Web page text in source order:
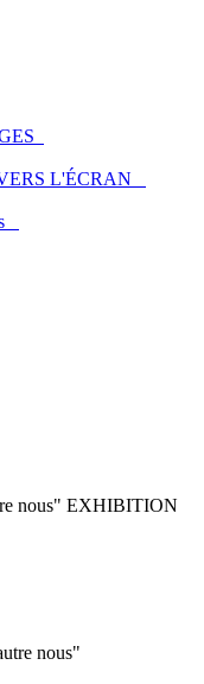
L'ÉCRAN
nous" EXHIBITION